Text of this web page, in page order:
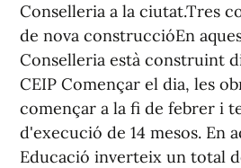
Conselleria a la ciutat.Tres
de nova construccióEn
Conselleria està construint
CEIP Començar el dia, les
començar a la fi de febrer i
d'execució de 14 mesos. En
Educació inverteix un total